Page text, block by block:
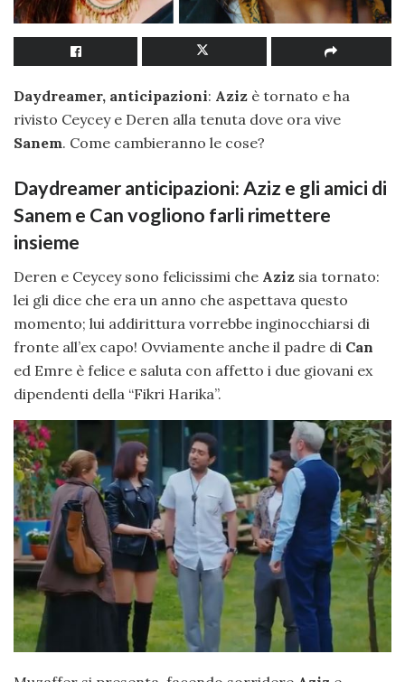
Daydreamer, anticipazioni: Aziz è tornato e ha
rivisto Ceycey e Deren alla tenuta dove ora vive
Sanem. Come cambieranno le cose?
Daydreamer anticipazioni: Aziz e gli amici di
Sanem e Can vogliono farli rimettere
insieme
Deren e Ceycey sono felicissimi che Aziz sia tornato:
lei gli dice che era un anno che aspettava questo
momento; lui addirittura vorrebbe inginocchiarsi di
fronte all’ex capo! Ovviamente anche il padre di Can
ed Emre è felice e saluta con affetto i due giovani ex
dipendenti della “Fikri Harika”.